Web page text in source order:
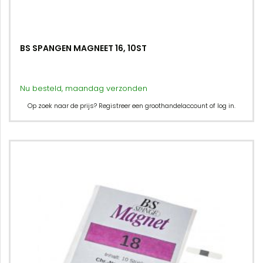
BS SPANGEN MAGNEET 16, 10ST
Nu besteld, maandag verzonden
Op zoek naar de prijs? Registreer een groothandelaccount of log in.